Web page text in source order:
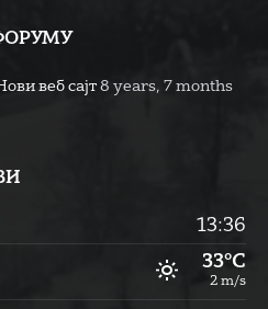
веб сајт 8 years, 7 months
13:36
33°C
2 m/s